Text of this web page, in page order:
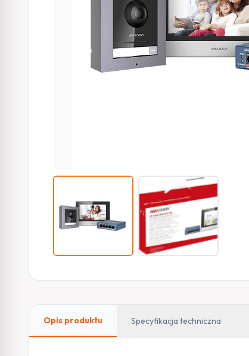
Opis produktu Specyfikacja techniczna